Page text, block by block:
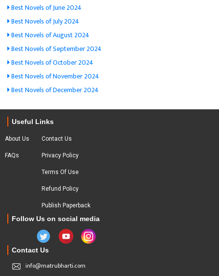
Best Novels of June 2024
Best Novels of July 2024
Best Novels of August 2024
Best Novels of September 2024
Best Novels of October 2024
Best Novels of November 2024
Best Novels of December 2024
Useful Links
About Us
FAQs
Contact Us
Privacy Policy
Terms Of Use
Refund Policy
Publish Paperback
Follow Us on social media
Contact Us
info@matrubharti.com